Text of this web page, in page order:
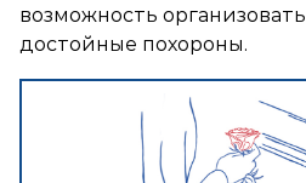
возможность
достойные похороны.